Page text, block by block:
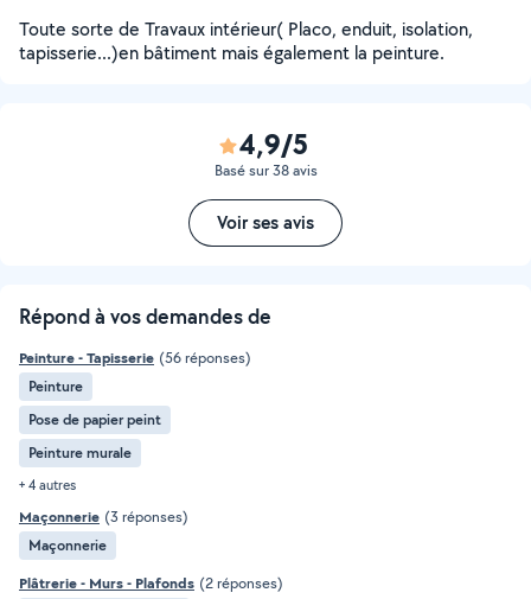
Toute sorte de Travaux intérieur( Placo, enduit, isolation,
tapisserie...)en bâtiment mais également la peinture.
4,9/5
Basé sur 38 avis
Voir ses avis
Répond à vos demandes de
Peinture - Tapisserie (56 réponses)
Peinture
Pose de papier peint
Peinture murale
+ 4 autres
Maçonnerie (3 réponses)
Maçonnerie
Plâtrerie - Murs - Plafonds (2 réponses)